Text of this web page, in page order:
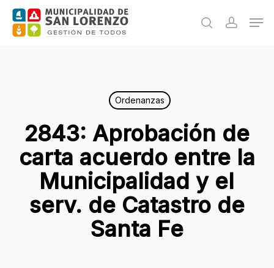
Skip
search
Ordenanzas
2843: Aprobación de
carta acuerdo entre la
Municipalidad y el
serv. de Catastro de
Santa Fe